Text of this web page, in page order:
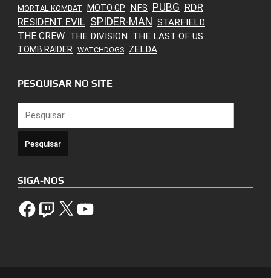
MORTAL KOMBAT MOTO GP NFS PUBG RDR
RESIDENT EVIL SPIDER-MAN STARFIELD
THE CREW THE DIVISION THE LAST OF US
TOMB RAIDER WATCHDOGS ZELDA
PESQUISAR NO SITE
por:
SIGA-NOS
FacebookTwitch X YouTube